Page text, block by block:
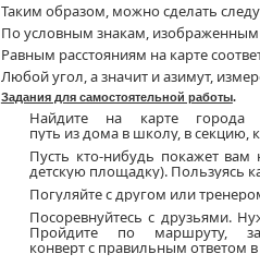
Таким образом, можно сделать
По условным знакам,
Равным расстояниям на карте
Любой угол,а значит и азимут,
Задания для самостоятельной работы.
Найдите на карте города
путь из дома в школу, в секцию,
Пусть кто-нибудь покажет вам
детскую площадку). Пользуясь
Погуляйте с другом или
Посоревнуйтесь с друзьями.
Пройдите по маршруту,
конверт с правильным ответом в